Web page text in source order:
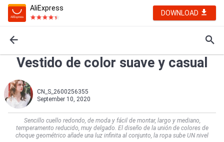
AliExpress
DOWNLOAD
Vestido de color suave y casual
CN_S_2600256355
September 10, 2020
Sencillo cuello redondo, de moda y fácil de montar, largo y mediano,
temperamento reducido, muy delgado. El diseño de la unión de colores de
choque geométrico añade una luz infinita al conjunto, la ropa sube UN nivel